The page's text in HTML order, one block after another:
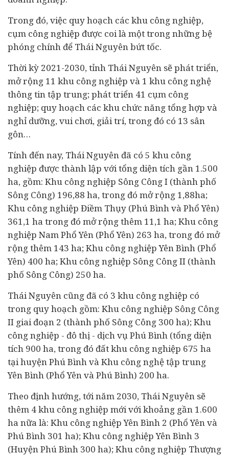
Trong đó, việc quy hoạch các khu công nghiệp,
cụm công nghiệp được coi là một trong những bệ
phóng chính để Thái Nguyên bứt tốc.
Thời kỳ 2021-2030, tỉnh Thái Nguyên sẽ phát triển,
mở rộng 11 khu công nghiệp và 1 khu công nghệ
thông tin tập trung; phát triển 41 cụm công
nghiệp; quy hoạch các khu chức năng tổng hợp và
nghỉ dưỡng, vui chơi, giải trí, trong đó có 13 sân
gôn…
Tính đến nay, Thái Nguyên đã có 5 khu công
nghiệp được thành lập với tổng diện tích gần 1.500
ha, gồm: Khu công nghiệp Sông Công I (thành phố
Sông Công) 196,88 ha, trong đó mở rộng 1,88ha;
Khu công nghiệp Điềm Thụy (Phú Bình và Phổ Yên)
361,1 ha trong đó mở rộng thêm 11,1 ha; Khu công
nghiệp Nam Phổ Yên (Phổ Yên) 263 ha, trong đó mở
rộng thêm 143 ha; Khu công nghiệp Yên Bình (Phổ
Yên) 400 ha; Khu công nghiệp Sông Công II (thành
phố Sông Công) 250 ha.
Thái Nguyên cũng đã có 3 khu công nghiệp có
trong quy hoạch gồm: Khu công nghiệp Sông Công
II giai đoạn 2 (thành phố Sông Công 300 ha); Khu
công nghiệp - đô thị - dịch vụ Phú Bình (tổng diện
tích 900 ha, trong đó đất khu công nghiệp 675 ha
tại huyện Phú Bình và Khu công nghệ tập trung
Yên Bình (Phổ Yên và Phú Bình) 200 ha.
Theo định hướng, tới năm 2030, Thái Nguyên sẽ
thêm 4 khu công nghiệp mới với khoảng gần 1.600
ha nữa là: Khu công nghiệp Yên Bình 2 (Phổ Yên và
Phú Bình 301 ha); Khu công nghiệp Yên Bình 3
(Huyện Phú Bình 300 ha); Khu công nghiệp Thượng